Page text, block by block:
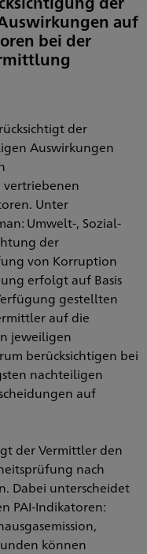
auf
bei der
der
Auswirkungen
vertriebenen
Unter
Umwelt-, Sozial-
der
von Korruption
erfolgt auf Basis
gestellten
auf die
jeweiligen
berücksichtigen bei
nachteiligen
auf
der Vermittler den
nach
Dabei unterscheidet
PAI-Indikatoren:
können